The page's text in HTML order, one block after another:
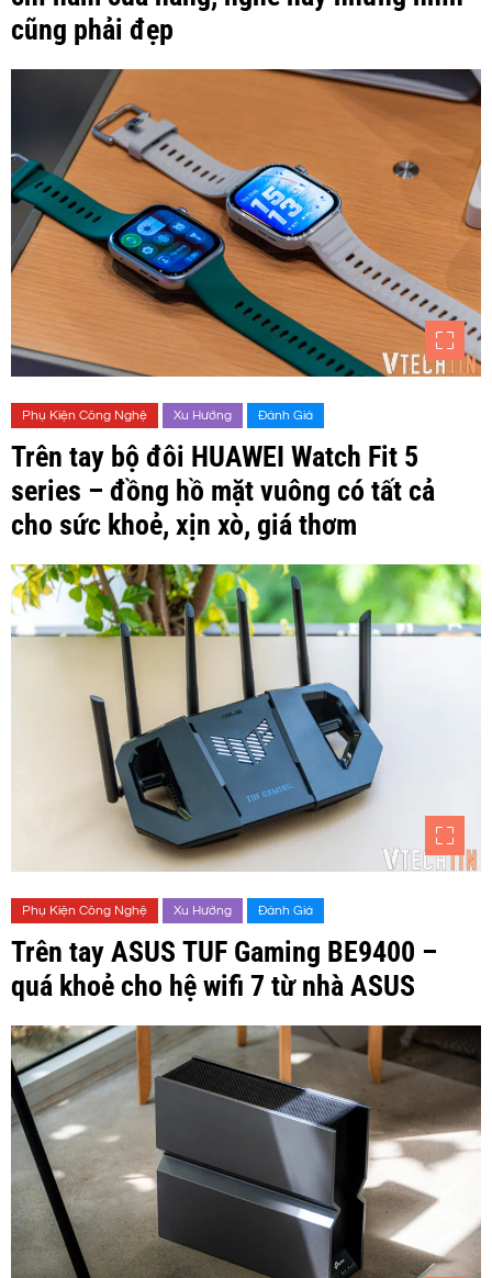
cũng phải đẹp
Phụ Kiện Công Nghệ Xu Hướng Đánh Giá
Trên tay bộ đôi HUAWEI Watch Fit 5
series – đồng hồ mặt vuông có tất cả
cho sức khoẻ, xịn xò, giá thơm
Phụ Kiện Công Nghệ Xu Hướng Đánh Giá
Trên tay ASUS TUF Gaming BE9400 –
quá khoẻ cho hệ wifi 7 từ nhà ASUS